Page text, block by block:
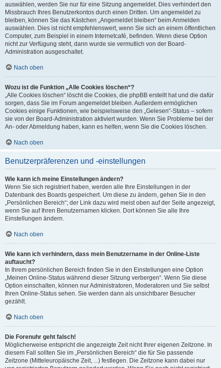
auswählen, werden Sie nur für eine Sitzung angemeldet. Dies verhindert den
Missbrauch Ihres Benutzerkontos durch einen Dritten. Um angemeldet zu
bleiben, können Sie das Kästchen „Angemeldet bleiben“ beim Anmelden
auswählen. Dies ist nicht empfehlenswert, wenn Sie sich an einem öffentlichen
Computer, zum Beispiel in einem Internetcafé, befinden. Wenn diese Option
nicht zur Verfügung steht, dann wurde sie vermutlich von der Board-
Administration ausgeschaltet.
Nach oben
Wozu ist die Funktion „Alle Cookies löschen“?
„Alle Cookies löschen“ löscht die Cookies, die phpBB erstellt hat und die dafür
sorgen, dass Sie im Forum angemeldet bleiben. Außerdem ermöglichen
Cookies einige Funktionen, wie beispielsweise den „Gelesen“-Status – sofern
sie von der Board-Administration aktiviert wurden. Wenn Sie Probleme bei der
An- oder Abmeldung haben, kann es helfen, wenn Sie die Cookies löschen.
Nach oben
Benutzerpräferenzen und -einstellungen
Wie kann ich meine Einstellungen ändern?
Wenn Sie sich registriert haben, werden alle Ihre Einstellungen in der
Datenbank des Boards gespeichert. Um diese zu ändern, gehen Sie in den
„Persönlichen Bereich“; der Link dazu wird meist oben auf der Seite angezeigt,
wenn Sie auf Ihren Benutzernamen klicken. Dort können Sie alle Ihre
Einstellungen ändern.
Nach oben
Wie kann ich verhindern, dass mein Benutzername in der Online-Liste
auftaucht?
In Ihrem persönlichen Bereich finden Sie in den Einstellungen eine Option
„Meinen Online-Status während dieser Sitzung verbergen“. Wenn Sie diese
Option einschalten, können nur Administratoren, Moderatoren und Sie selbst
Ihren Online-Status sehen. Sie werden dann als unsichtbarer Besucher
gezählt.
Nach oben
Die Forenuhr geht falsch!
Möglicherweise entspricht die angezeigte Zeit nicht Ihrer eigenen Zeitzone. In
diesem Fall sollten Sie im „Persönlichen Bereich“ die für Sie passende
Zeitzone (Mitteleuropäische Zeit, ...) festlegen. Die Zeitzone kann dabei nur